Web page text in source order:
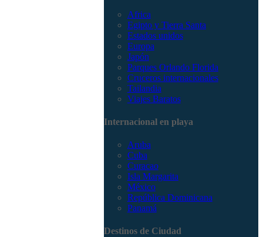
Africa
Egipto y Tierra Santa
Estados unidos
Europa
Japón
Parques Orlando Florida
Cruceros internacionales
Tailandia
Viajes Baratos
Internacional en playa
Aruba
Cuba
Curacao
Isla Margarita
México
República Dominicana
Panamá
Destinos de Ciudad